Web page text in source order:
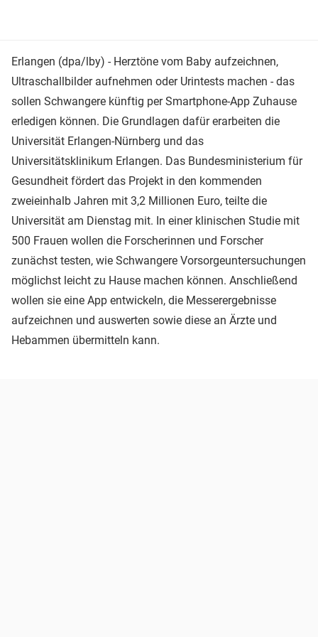
Erlangen (dpa/lby) - Herztöne vom Baby aufzeichnen,
Ultraschallbilder aufnehmen oder Urintests machen - das
sollen Schwangere künftig per Smartphone-App Zuhause
erledigen können. Die Grundlagen dafür erarbeiten die
Universität Erlangen-Nürnberg und das
Universitätsklinikum Erlangen. Das Bundesministerium für
Gesundheit fördert das Projekt in den kommenden
zweieinhalb Jahren mit 3,2 Millionen Euro, teilte die
Universität am Dienstag mit. In einer klinischen Studie mit
500 Frauen wollen die Forscherinnen und Forscher
zunächst testen, wie Schwangere Vorsorgeuntersuchungen
möglichst leicht zu Hause machen können. Anschließend
wollen sie eine App entwickeln, die Messerergebnisse
aufzeichnen und auswerten sowie diese an Ärzte und
Hebammen übermitteln kann.